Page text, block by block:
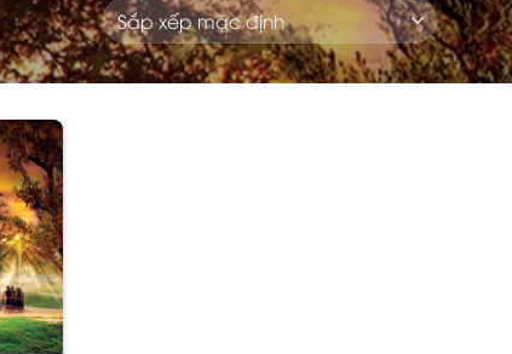
Add
to
wishlist